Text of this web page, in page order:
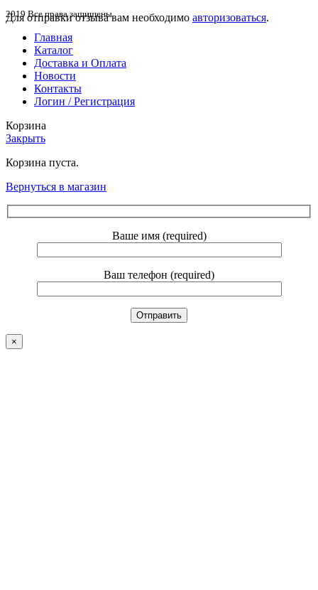
Для отправки отзыва вам необходимо авторизоваться.
2019 Все права защищены
Главная
Каталог
Доставка и Оплата
Новости
Контакты
Логин / Регистрация
Корзина
Закрыть
Корзина пуста.
Вернуться в магазин
Ваше имя (required)
Ваш телефон (required)
×